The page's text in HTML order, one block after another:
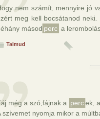
nem számít, mennyire jó
meg kell bocsátanod
másod perc a
Talmud
még a szó,fájnak a percek,
szívemet nyomja mikor a